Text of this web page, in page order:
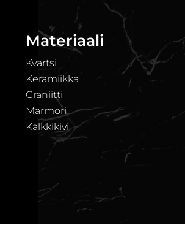
Materiaali
Kvartsi
Keramiikka
Graniitti
Marmori
Kalkkikivi